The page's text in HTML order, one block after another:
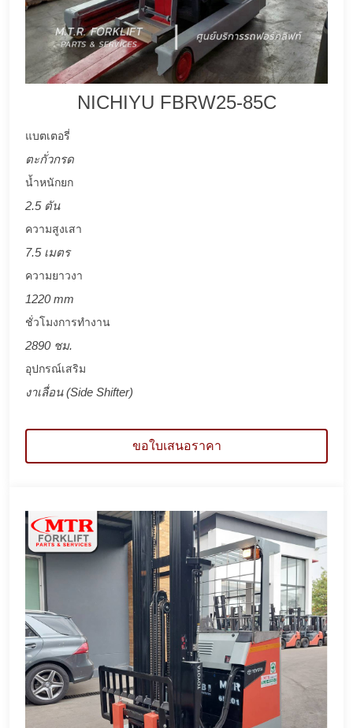
NICHIYU FBRW25-85C
แบตเตอรี่
ตะกั่วกรด
น้ำหนักยก
2.5 ตัน
ความสูงเสา
7.5 เมตร
ความยาวงา
1220 mm
ชั่วโมงการทำงาน
2890 ชม.
อุปกรณ์เสริม
งาเลื่อน (Side Shifter)
ขอใบเสนอราคา